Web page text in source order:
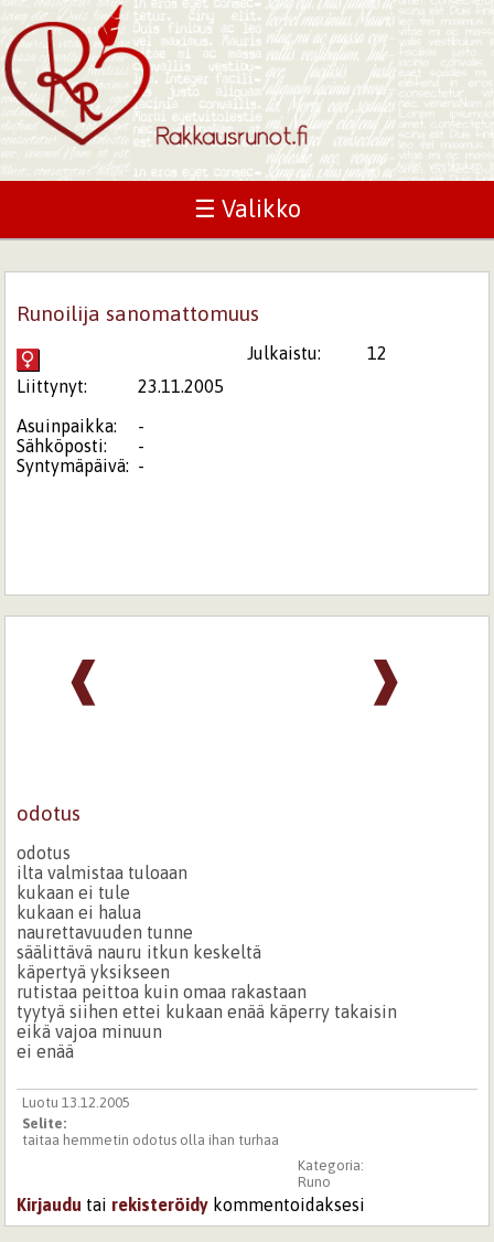
☰ Valikko
Runoilija sanomattomuus
Julkaistu:
12
Liittynyt:
23.11.2005
Asuinpaikka:
-
Sähköposti:
-
Syntymäpäivä: -
❱
❰
odotus
odotus
ilta valmistaa tuloaan
kukaan ei tule
kukaan ei halua
naurettavuuden tunne
säälittävä nauru itkun keskeltä
käpertyä yksikseen
rutistaa peittoa kuin omaa rakastaan
tyytyä siihen ettei kukaan enää käperry takaisin
eikä vajoa minuun
ei enää
Luotu 13.12.2005
Selite:
taitaa hemmetin odotus olla ihan turhaa
Kategoria:
Runo
Kirjaudu tai rekisteröidy kommentoidaksesi